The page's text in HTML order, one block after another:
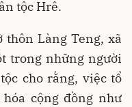
tộc Hrê.
thôn Làng Teng, xã
trong những người
cho rằng, việc tổ
cộng đồng như